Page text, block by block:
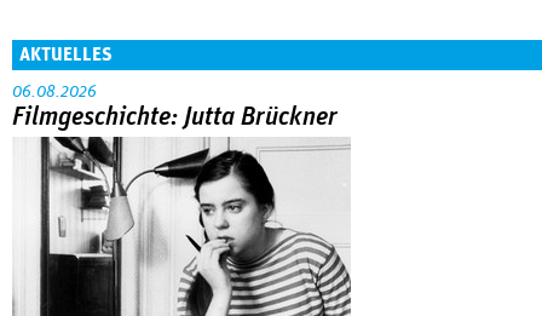
AKTUELLES
06.08.2026
Filmgeschichte: Jutta Brückner